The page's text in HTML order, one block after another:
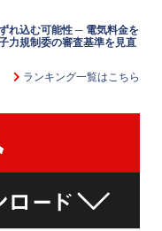
れ込む可能性 ─ 電気料金を
力規制委の審査基準を見直
ランキング一覧はこちら